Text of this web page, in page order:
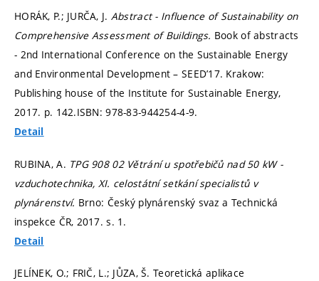
HORÁK, P.; JURČA, J. Abstract - Influence of Sustainability on
Comprehensive Assessment of Buildings. Book of abstracts
- 2nd International Conference on the Sustainable Energy
and Environmental Development – SEED’17. Krakow:
Publishing house of the Institute for Sustainable Energy,
2017. p. 142.ISBN: 978-83-944254-4-9.
Detail
RUBINA, A. TPG 908 02 Větrání u spotřebičů nad 50 kW -
vzduchotechnika, XI. celostátní setkání specialistů v
plynárenství. Brno: Český plynárenský svaz a Technická
inspekce ČR, 2017.s. 1.
Detail
JELÍNEK, O.; FRIČ, L.; JŮZA, Š. Teoretická aplikace